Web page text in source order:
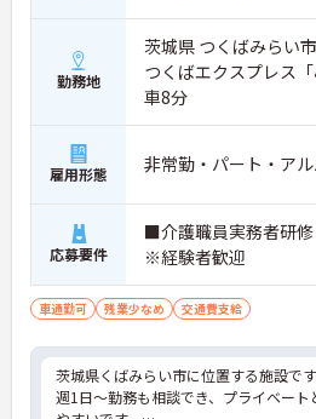
勤務地
茨城県 つくばみらい
つくばエクスプレス
車8分
雇用形態 非常勤・パート・ア
応募要件
■介護職員実務者研
※経験者歓迎
車通勤可 残業少なめ 交通費支給
茨城県くばみらい市に位置する施設です
週1日～勤務も相談でき、プライベート